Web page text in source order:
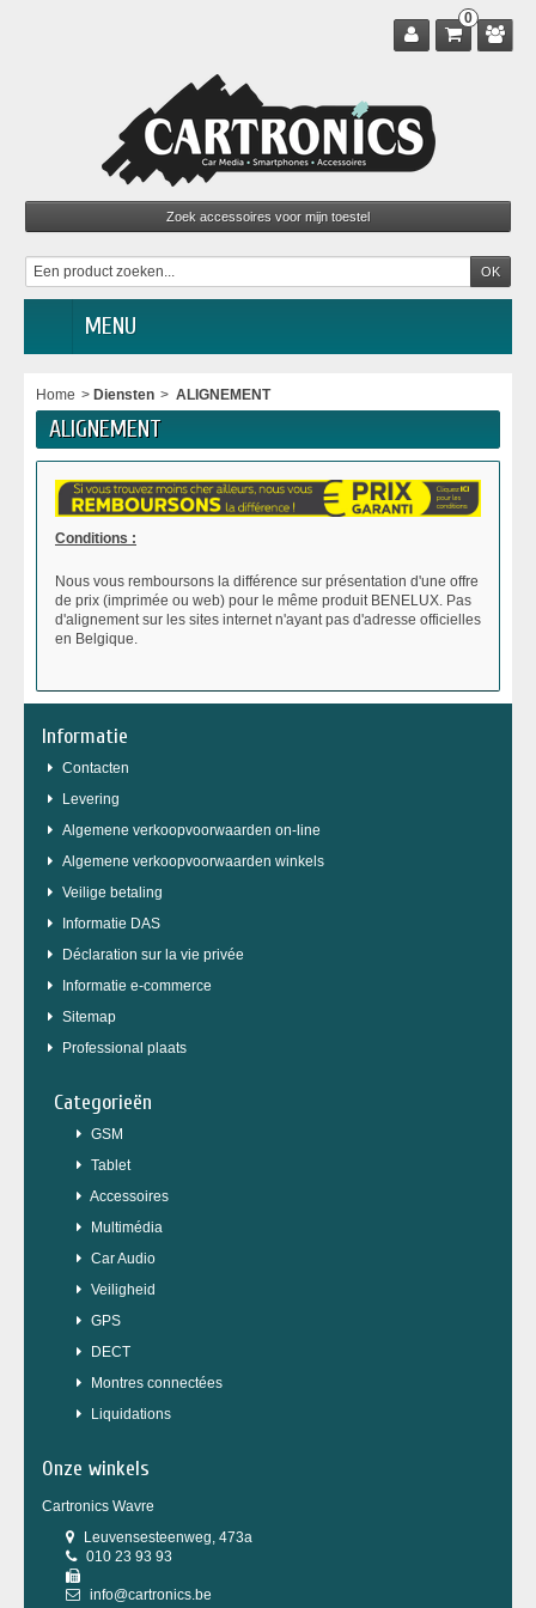
0
MENU
Home > Diensten > ALIGNEMENT
ALIGNEMENT
Conditions :
Nous vous remboursons la différence sur présentation d'une offre
de prix (imprimée ou web) pour le même produit BENELUX. Pas
d'alignement sur les sites internet n'ayant pas d'adresse officielles
en Belgique.
Informatie
Contacten
Levering
Algemene verkoopvoorwaarden on-line
Algemene verkoopvoorwaarden winkels
Veilige betaling
Informatie DAS
Déclaration sur la vie privée
Informatie e-commerce
Sitemap
Professional plaats
Categorieën
GSM
Tablet
Accessoires
Multimédia
Car Audio
Veiligheid
GPS
DECT
Montres connectées
Liquidations
Onze winkels
Cartronics Wavre
Leuvensesteenweg, 473a
010 23 93 93
info@cartronics.be